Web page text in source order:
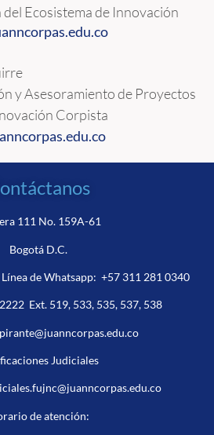
del Ecosistema de Innovación
edu.co
y Asesoramiento de Proyectos
Corpista
111 No. 159A-61
Bogotá D.C.
de Whatsapp: +57 311 281 0340
Ext. 519, 533, 535, 537, 538
Judiciales
de atención: